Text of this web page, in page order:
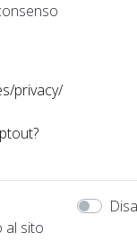
privacy/
al sito